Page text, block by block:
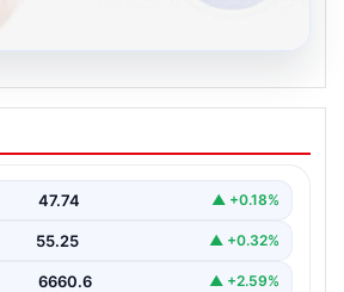
platformu İle Çevrim içi
Adresi Ve Muhabbet
kullanıcıların güvenli bir biçimde
47.74 ▲ +0.18%
55.25 ▲ +0.32%
6660.6 ▲ +2.59%